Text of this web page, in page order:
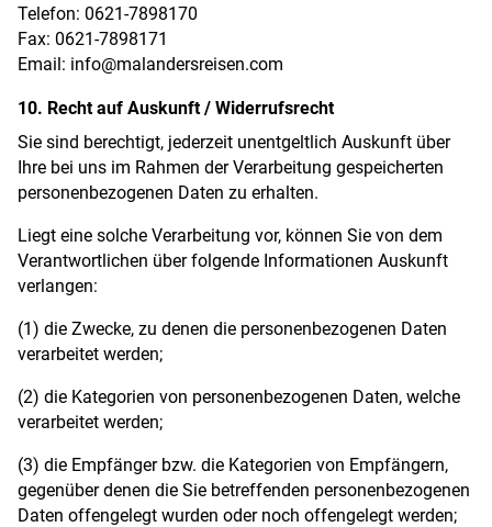
Telefon: 0621-7898170
Fax: 0621-7898171
Email: info@malandersreisen.com
10. Recht auf Auskunft / Widerrufsrecht
Sie sind berechtigt, jederzeit unentgeltlich Auskunft über
Ihre bei uns im Rahmen der Verarbeitung gespeicherten
personenbezogenen Daten zu erhalten.
Liegt eine solche Verarbeitung vor, können Sie von dem
Verantwortlichen über folgende Informationen Auskunft
verlangen:
(1) die Zwecke, zu denen die personenbezogenen Daten
verarbeitet werden;
(2) die Kategorien von personenbezogenen Daten, welche
verarbeitet werden;
(3) die Empfänger bzw. die Kategorien von Empfängern,
gegenüber denen die Sie betreffenden personenbezogenen
Daten offengelegt wurden oder noch offengelegt werden;